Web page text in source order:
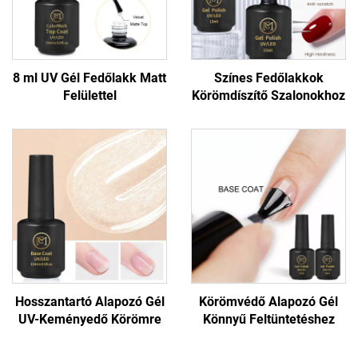
8 ml UV Gél Fedőlakk Matt
Felülettel
Színes Fedőlakkok
Körömdíszítő Szalonokhoz
Hosszantartó Alapozó Gél
UV-Keményedő Körömre
Körömvédő Alapozó Gél
Könnyű Feltüntetéshez